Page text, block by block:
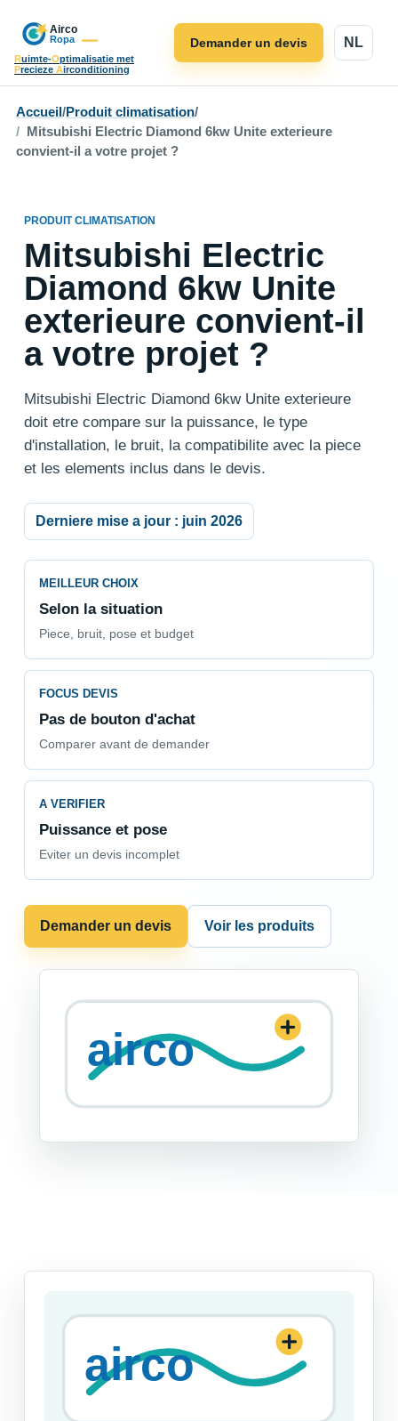
Ruimte-Optimalisatie met
Precieze Airconditioning
NL
Demander un devis
Accueil /Produit climatisation/
Mitsubishi Electric Diamond 6kw Unite exterieure
convient-il a votre projet ?
PRODUIT CLIMATISATION
Mitsubishi Electric
Diamond 6kw Unite
exterieure convient-il
a votre projet ?
Mitsubishi Electric Diamond 6kw Unite exterieure
doit etre compare sur la puissance, le type
d'installation, le bruit, la compatibilite avec la piece
et les elements inclus dans le devis.
Derniere mise a jour : juin 2026
MEILLEUR CHOIX
Selon la situation
Piece, bruit, pose et budget
FOCUS DEVIS
Pas de bouton d'achat
Comparer avant de demander
A VERIFIER
Puissance et pose
Eviter un devis incomplet
Demander un devis Voir les produits